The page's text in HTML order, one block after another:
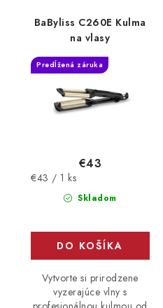
BaByliss C260E Kulma
na vlasy
Predĺžená záruka
Skladom
€43
Jednotková
€43 / 1 ks
DO KOŠÍKA
Vytvorte si prirodzene
vyzerajúce vlny s